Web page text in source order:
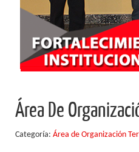
Área De
Categoría: Área de Organización